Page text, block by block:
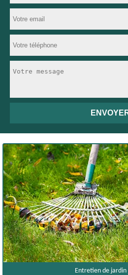
Entretien de jardin